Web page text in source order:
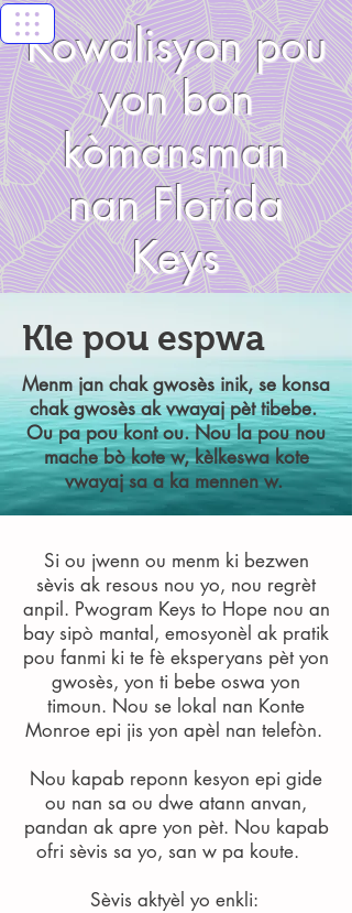
Kowalisyon pou
yon bon
kòmansman
nan Florida
Keys
Kle pou espwa
Menm jan chak gwosès inik, se konsa
chak gwosès ak vwayaj pèt tibebe.
Ou pa pou kont ou. Nou la pou nou
mache bò kote w, kèlkeswa kote
vwayaj sa a ka mennen w.
Si ou jwenn ou menm ki bezwen
sèvis ak resous nou yo, nou regrèt
anpil. Pwogram Keys to Hope nou an
bay sipò mantal, emosyonèl ak pratik
pou fanmi ki te fè eksperyans pèt yon
gwosès, yon ti bebe oswa yon
timoun. Nou se lokal nan Konte
Monroe epi jis yon apèl nan telefòn.
Nou kapab reponn kesyon epi gide
ou nan sa ou dwe atann anvan,
pandan ak apre yon pèt. Nou kapab
ofri sèvis sa yo, san w pa koute.
Sèvis aktyèl yo enkli: